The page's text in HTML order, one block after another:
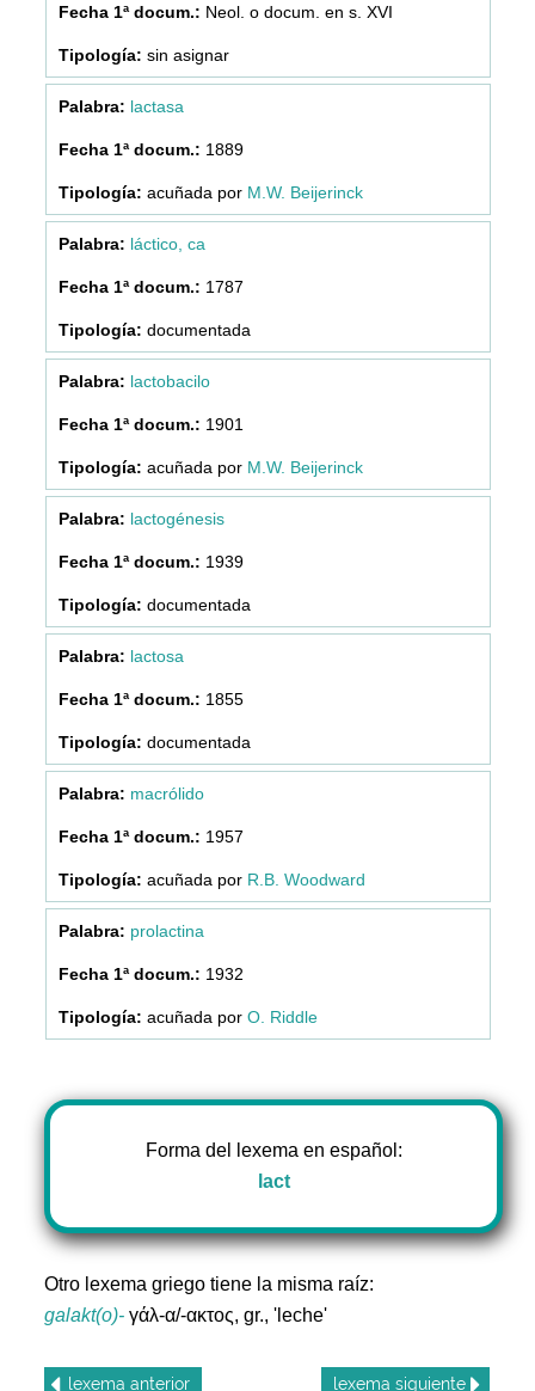
Neol. o docum. en s. XVI
sin asignar
lactasa
1889
acuñada por M.W. Beijerinck
láctico, ca
1787
documentada
lactobacilo
1901
acuñada por M.W. Beijerinck
lactogénesis
1939
documentada
lactosa
1855
documentada
macrólido
1957
acuñada por R.B. Woodward
prolactina
1932
acuñada por O. Riddle
Forma del lexema en español:
lact
Otro lexema griego tiene la misma raíz:
galakt(o)- γάλ-α/-ακτος, gr., 'leche'
lexema anterior lexema siguiente